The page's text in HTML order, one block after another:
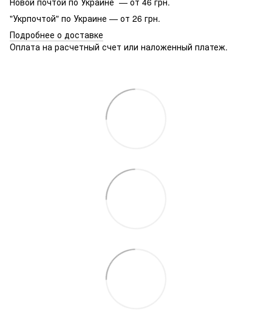
"Укрпочтой" по Украине — от 26 грн.
Подробнее о доставке
Оплата на расчетный счет или наложенный платеж.